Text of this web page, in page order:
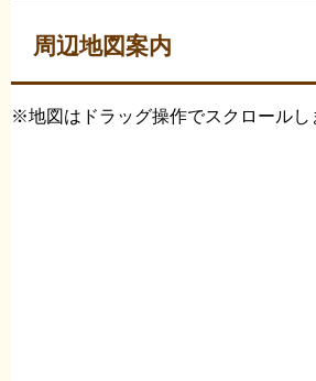
周辺地図案内
※地図はドラッグ操作でスクロールし